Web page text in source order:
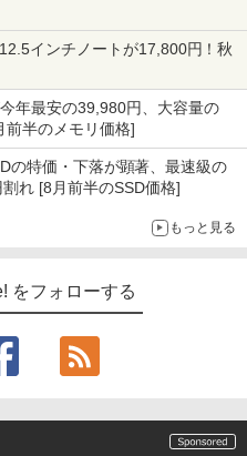
インチノートが17,800円！秋
年最安の39,980円、大容量の
前半のメモリ価格]
の特価・下落が顕著、最速級の
割れ [8月前半のSSD価格]
もっと見る
をフォローする